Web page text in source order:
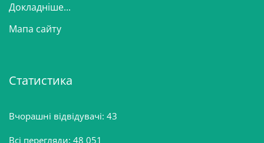
Докладніше...
Мапа сайту
Статистика
Вчорашні відвідувачі: 43
Всі перегляди: 48 051